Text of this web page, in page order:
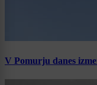
V Pomurju danes